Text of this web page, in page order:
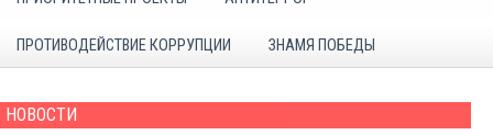
ПРОТИВОДЕЙСТВИЕ КОРРУПЦИИ ЗНАМЯ ПОБЕДЫ
НОВОСТИ